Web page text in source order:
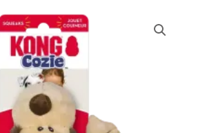
Rango
de
precios:
desde
9.30 €
hasta
11.40 €